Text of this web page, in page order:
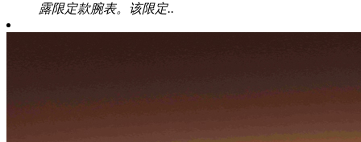
露限定款腕表。该限定..